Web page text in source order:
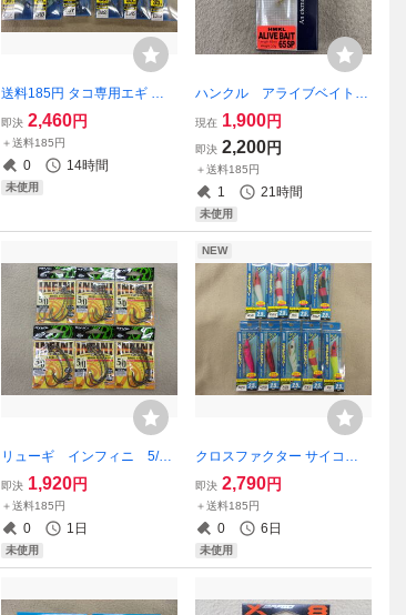
送料185円 タコ専用エギ サ
イコオクトパス5 30g 3.0号 3
個 35ｇ 3.5号 3個 合計6個セ
ット 蛸エギ タコエギ 蛸墨族
には無いカラーも有ります
即決 2,460円
＋送料185円
0 14時間
未使用
ハンクル アライブベイト
65SP ALIVE BAIT 65SP GH
OST PEARL WAKASAGI HM
KL
現在 1,900円
即決 2,200円
＋送料185円
1 21時間
未使用
リューギ インフィニ 5/0
6枚セット オフセットフ
ック RYUGI INFINI
即決 1,920円
＋送料185円
0 1日
未使用
NEW
クロスファクター サイコス
ッテドロッパー 2.5号 合計9
個 グロー 鉛スッテ イカメタ
ル オモリグ のアシストに エ
ギスッテ イカスッテ
即決 2,790円
＋送料185円
0 6日
未使用